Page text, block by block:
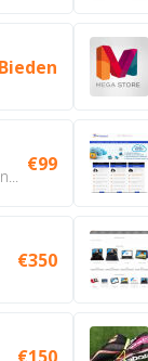
Bieden
€99
€350
€150